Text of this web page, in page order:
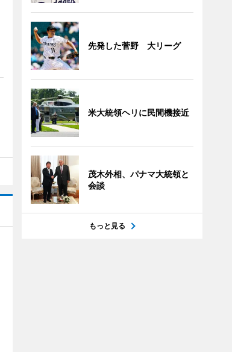
先発した菅野 大リーグ
米大統領ヘリに民間機接近
茂木外相、パナマ大統領と
会談
もっと見る